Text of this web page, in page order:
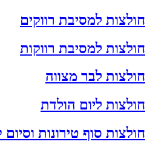
חולצות למסיבת רווקים
חולצות למסיבת רווקות
חולצות לבר מצווה
חולצות ליום הולדת
חולצות סוף טירונות וסיום